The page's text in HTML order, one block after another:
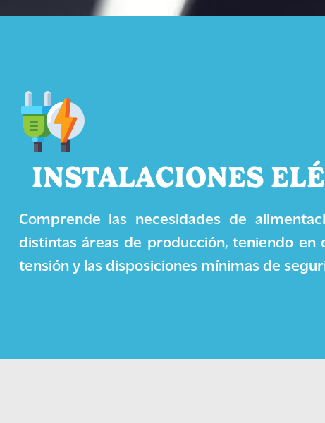
INSTALACIONES
Comprende las necesidades de
distintas áreas de producción, teniendo en
tensión y las disposiciones mínimas de